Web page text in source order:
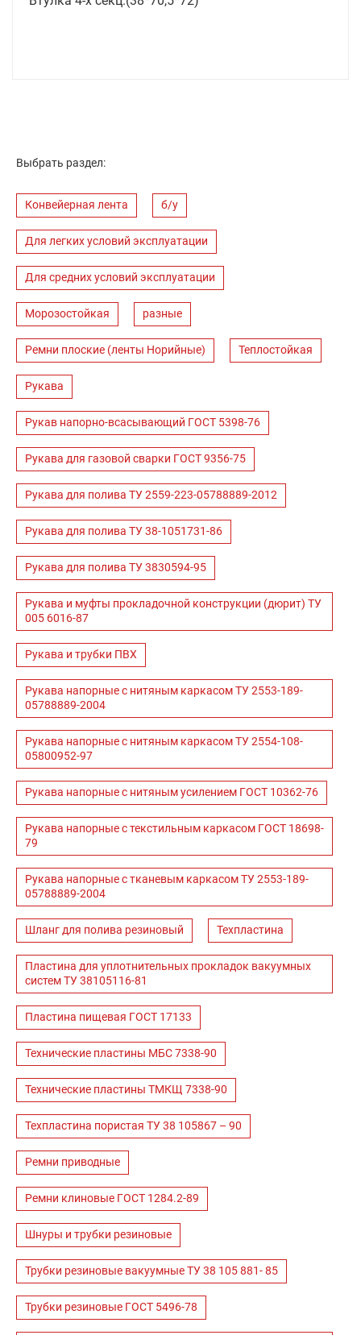
Выбрать раздел:
Конвейерная лента б/у
Для легких условий эксплуатации
Для средних условий эксплуатации
Морозостойкая разные
Ремни плоские (ленты Норийные) Теплостойкая
Рукава
Рукав напорно-всасывающий ГОСТ 5398-76
Рукава для газовой сварки ГОСТ 9356-75
Рукава для полива ТУ 2559-223-05788889-2012
Рукава для полива ТУ 38-1051731-86
Рукава для полива ТУ 3830594-95
Рукава и муфты прокладочной конструкции (дюрит) ТУ
005 6016-87
Рукава и трубки ПВХ
Рукава напорные с нитяным каркасом ТУ 2553-189-
05788889-2004
Рукава напорные с нитяным каркасом ТУ 2554-108-
05800952-97
Рукава напорные с нитяным усилением ГОСТ 10362-76
Рукава напорные с текстильным каркасом ГОСТ 18698-
79
Рукава напорные с тканевым каркасом ТУ 2553-189-
05788889-2004
Шланг для полива резиновый Техпластина
Пластина для уплотнительных прокладок вакуумных
систем ТУ 38105116-81
Пластина пищевая ГОСТ 17133
Технические пластины МБС 7338-90
Технические пластины ТМКЩ 7338-90
Техпластина пористая ТУ 38 105867 – 90
Ремни приводные
Ремни клиновые ГОСТ 1284.2-89
Шнуры и трубки резиновые
Трубки резиновые вакуумные ТУ 38 105 881- 85
Трубки резиновые ГОСТ 5496-78